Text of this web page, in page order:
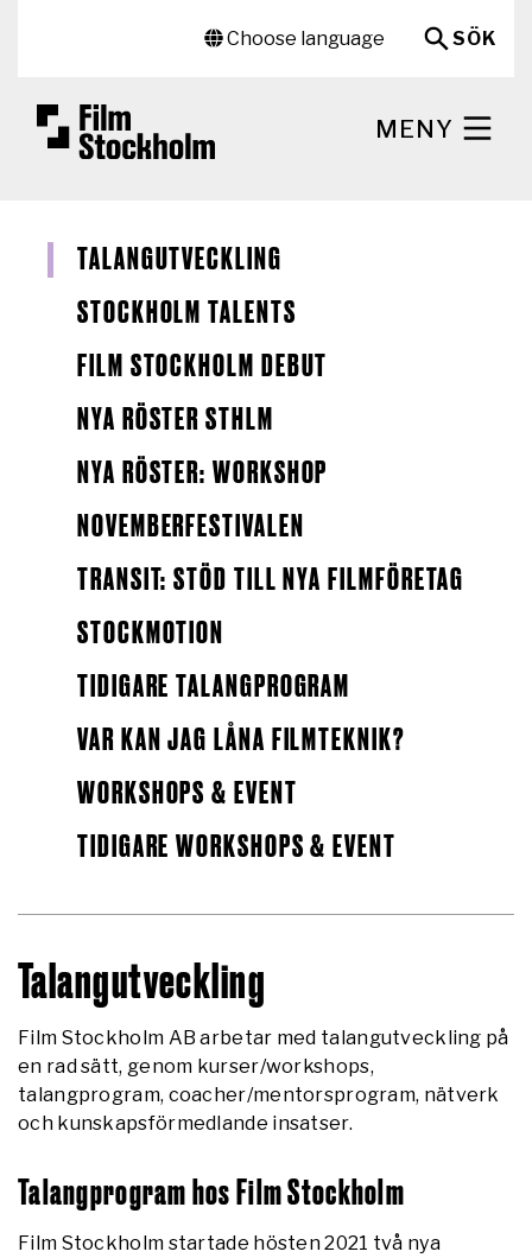
Choose language
SÖK
MENY
TALANGUTVECKLING
STOCKHOLM TALENTS
FILM STOCKHOLM DEBUT
NYA RÖSTER STHLM
NYA RÖSTER: WORKSHOP
NOVEMBERFESTIVALEN
TRANSIT: STÖD TILL NYA FILMFÖRETAG
STOCKMOTION
TIDIGARE TALANGPROGRAM
VAR KAN JAG LÅNA FILMTEKNIK?
WORKSHOPS & EVENT
TIDIGARE WORKSHOPS & EVENT
Talangutveckling
Film Stockholm AB arbetar med talangutveckling på
en rad sätt, genom kurser/workshops,
talangprogram, coacher/mentorsprogram, nätverk
och kunskapsförmedlande insatser.
Talangprogram hos Film Stockholm
Film Stockholm startade hösten 2021 två nya